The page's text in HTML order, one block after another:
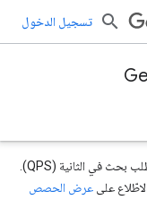
تسجيل الدخول
تبلغ الحصة التلقائية لطُرق Geocoding API v4‏ 25 طلب بحث في الثانية (QPS).
على عرض الحصص